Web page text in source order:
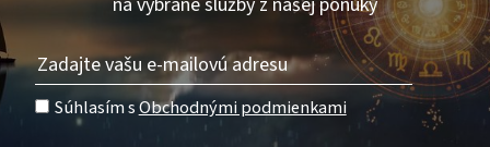
Súhlasím sObchodnými podmienkami